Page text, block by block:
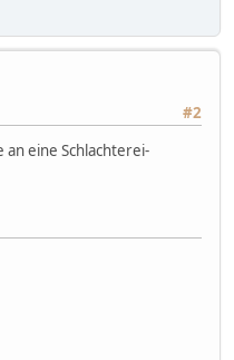
#2
eine Schlachterei-